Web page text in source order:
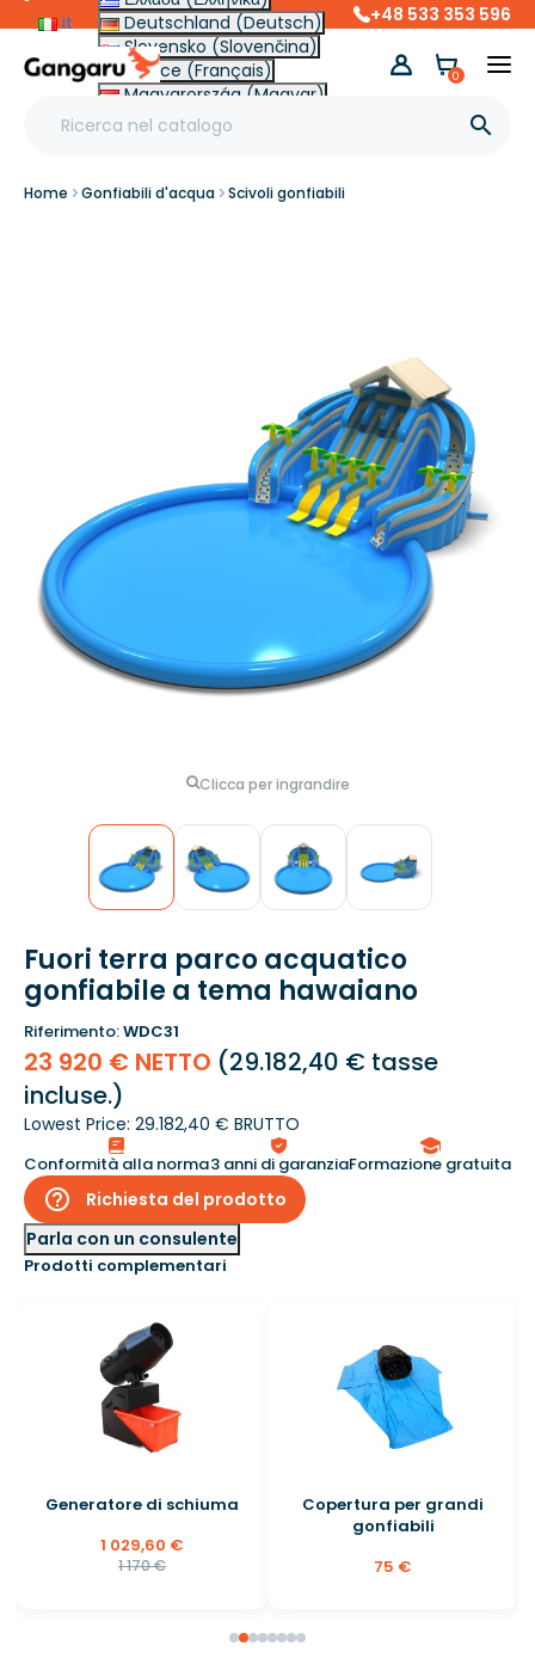
it
Deutschland (Deutsch)
Slovensko (Slovenčina)
France (Français)
Magyarország (Magyar)
Other (English €)
+48 533 353 596

0
Home Gonfiabili d'acqua Scivoli gonfiabili
Clicca per ingrandire
Fuori terra parco acquatico
gonfiabile a tema hawaiano
Riferimento:WDC31
23 920 € NETTO (29.182,40 € tasse
incluse.)
Lowest Price: 29.182,40 € BRUTTO
Conformità alla norma3 anni di garanziaFormazione gratuita
help_outline
Richiesta del prodotto
Parla con un consulente
Prodotti complementari
Generatore di schiuma
1 029,60 €
1 170 €
Copertura per grandi
gonfiabili
75 €